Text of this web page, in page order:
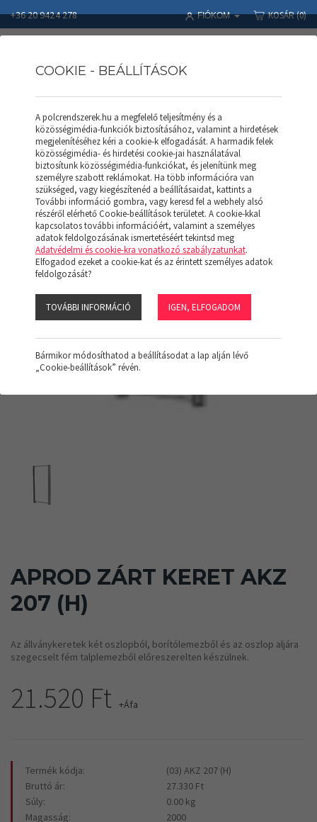
+36 20 9424 278 FIÓKOM KOSÁR(0)
Polcrendszerek Termékek
APROD POLC
APROD zárt keret AKZ 207 (H)
APROD ZÁRT KERET AKZ
207 (H)
Az állványkeretek két oszlopból, borítólemezből és az oszlop aljára
szegecselt fém talplemezből előreszerelten készülnek.
21.520 Ft +Áfa
Termék kódja:
(03) AKZ 207 (H)
Bruttó ár:
27.330 Ft
Súly:
0.00 kg
Magasság:
2000
COOKIE - BEÁLLÍTÁSOK
A polcrendszerek.hu a megfelelő teljesítmény és a
közösségimédia-funkciók biztosításához, valamint a hirdetések
megjelenítéséhez kéri a cookie-k elfogadását. A harmadik felek
közösségimédia- és hirdetési cookie-jai használatával
biztosítunk közösségimédia-funkciókat, és jelenítünk meg
személyre szabott reklámokat. Ha több információra van
szükséged, vagy kiegészítenéd a beállításaidat, kattints a
További információ gombra, vagy keresd fel a webhely alsó
részéről elérhető Cookie-beállítások területet. A cookie-kkal
kapcsolatos további információért, valamint a személyes
adatok feldolgozásának ismertetéséért tekintsd meg
Adatvédelmi és cookie-kra vonatkozó szabályzatunkat.
Elfogadod ezeket a cookie-kat és az érintett személyes adatok
feldolgozását?
TOVÁBBI INFORMÁCIÓ IGEN, ELFOGADOM
Bármikor módosíthatod a beállításodat a lap alján lévő
„Cookie-beállítások” révén.